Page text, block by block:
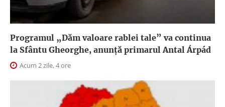
Programul „Dăm valoare rablei tale” va continua
la Sfântu Gheorghe, anunţă primarul Antal Árpád
Acum 2 zile, 4 ore